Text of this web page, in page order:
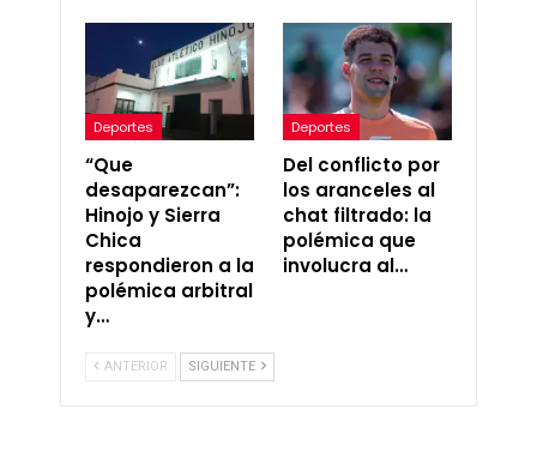
Deportes
“Que
desaparezcan”:
Hinojo y Sierra
Chica
respondieron a la
polémica arbitral
y…
Deportes
Del conflicto por
los aranceles al
chat filtrado: la
polémica que
involucra al…
ANTERIOR SIGUIENTE